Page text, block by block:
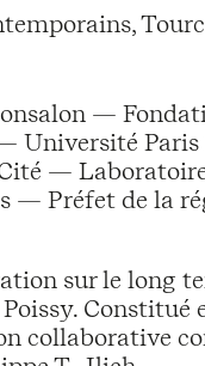
—
Université
—
— Préfet de la
sur le long
Constitué
collaborative